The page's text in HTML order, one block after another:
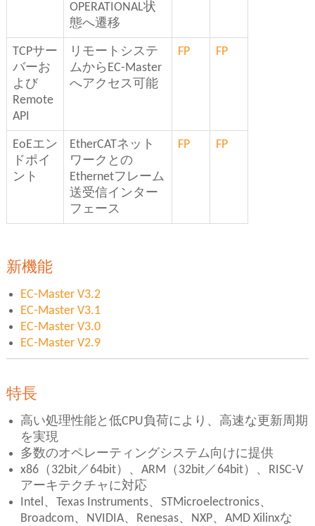
OPERATIONAL状
態へ遷移
TCPサー
バーお
よび
Remote
API
リモートシステ
ムからEC-Master
へアクセス可能
FP FP
EoEエン
ドポイ
ント
EtherCATネット
ワークとの
Ethernetフレーム
送受信インター
フェース
FP FP
新機能
EC-Master V3.2
EC-Master V3.1
EC-Master V3.0
EC-Master V2.9
特長
高い処理性能と低CPU負荷により、高速な更新周期
を実現
多数のオペレーティングシステム向けに提供
x86（32bit／64bit）、ARM（32bit／64bit）、RISC-V
アーキテクチャに対応
Intel、Texas Instruments、STMicroelectronics、
Broadcom、NVIDIA、Renesas、NXP、AMD Xilinxな